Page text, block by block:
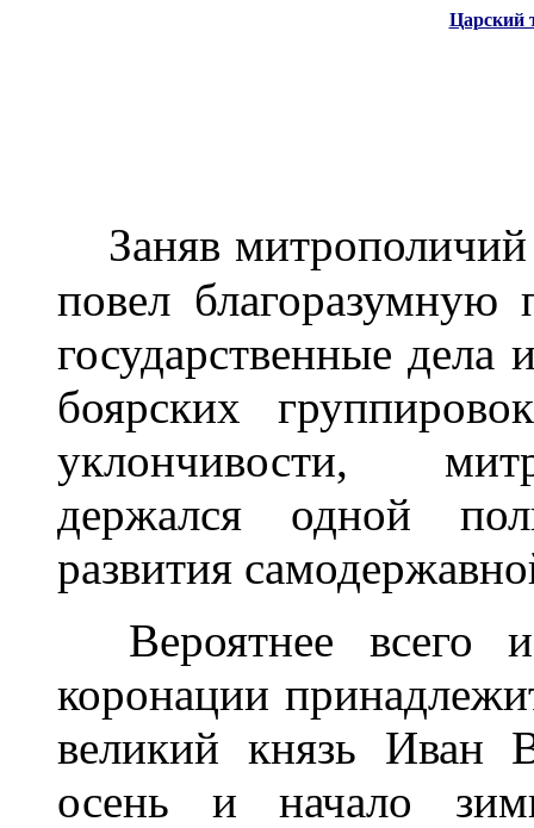
Царский
Заняв
повел благоразумную
государственные
боярских
уклончивости,
держался одной
развития
Вероятнее всего и
коронации
великий князь Иван
осень и начало